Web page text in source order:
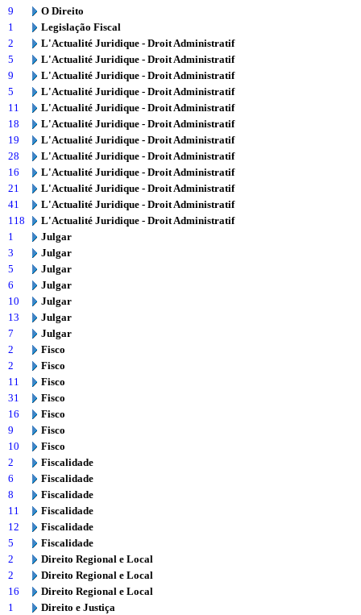
9
O Direito
1
Legislação Fiscal
2
L'Actualité Juridique - Droit Administratif
5
L'Actualité Juridique - Droit Administratif
9
L'Actualité Juridique - Droit Administratif
5
L'Actualité Juridique - Droit Administratif
11
L'Actualité Juridique - Droit Administratif
18
L'Actualité Juridique - Droit Administratif
19
L'Actualité Juridique - Droit Administratif
28
L'Actualité Juridique - Droit Administratif
16
L'Actualité Juridique - Droit Administratif
21
L'Actualité Juridique - Droit Administratif
41
L'Actualité Juridique - Droit Administratif
118
L'Actualité Juridique - Droit Administratif
1
Julgar
3
Julgar
5
Julgar
6
Julgar
10
Julgar
13
Julgar
7
Julgar
2
Fisco
2
Fisco
11
Fisco
31
Fisco
16
Fisco
9
Fisco
10
Fisco
2
Fiscalidade
6
Fiscalidade
8
Fiscalidade
11
Fiscalidade
12
Fiscalidade
5
Fiscalidade
2
Direito Regional e Local
2
Direito Regional e Local
16
Direito Regional e Local
1
Direito e Justiça